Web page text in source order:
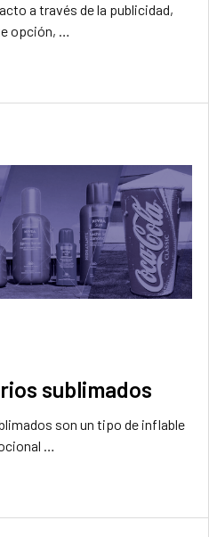
a través de la publicidad,
opción, …
sublimados
son un tipo de inflable
…